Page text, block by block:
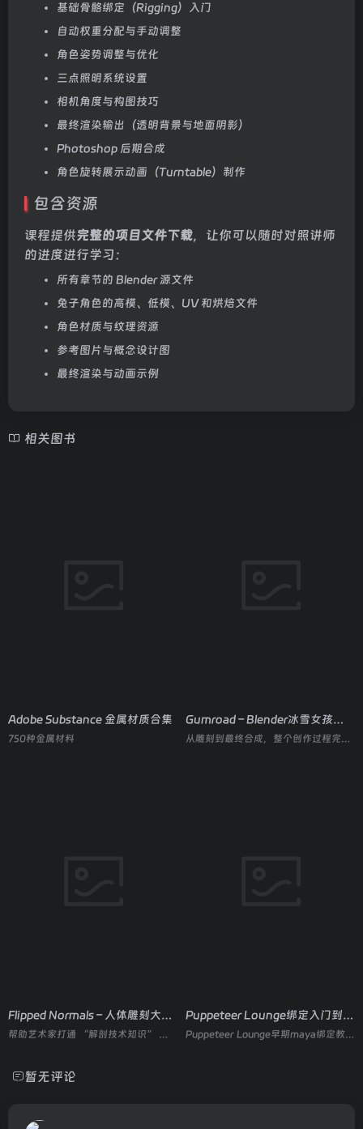
基础骨骼绑定（Rigging）入门
自动权重分配与手动调整
角色姿势调整与优化
三点照明系统设置
相机角度与构图技巧
最终渲染输出（透明背景与地面阴影）
Photoshop 后期合成
角色旋转展示动画（Turntable）制作
包含资源
课程提供完整的项目文件下载，让你可以随时对照讲师
的进度进行学习：
所有章节的 Blender 源文件
兔子角色的高模、低模、UV 和烘焙文件
角色材质与纹理资源
参考图片与概念设计图
最终渲染与动画示例
相关图书
Adobe Substance 金属材质合集
750种金属材料
Gumroad – Blender冰雪女孩制作全流程
Flipped Normals – 人体雕刻大师课
帮助艺术家打通 “解剖技术知识” 与 “富有生命力的专业级雕刻” 之间的壁垒
Puppeteer Lounge绑定入门到精通合集
Puppeteer Lounge早期maya绑定教程合集
暂无评论